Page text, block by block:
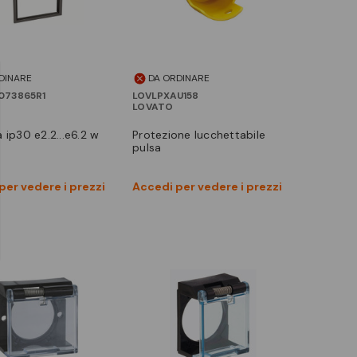
ip30 e2.2...e6.2 w
vedere i prezzi
Confronta
DA ORDINARE
LOVLPXAU158
LOVATO
protezione lucchettabile
pulsa
Accedi per vedere i prezzi
Confronta